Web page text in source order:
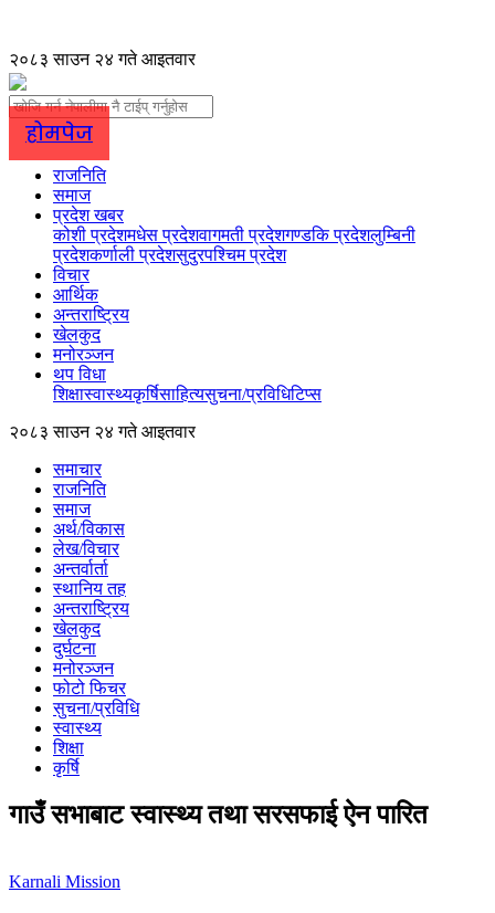
२०८३ साउन २४ गते आइतवार
होमपेज
राजनिति
समाज
प्रदेश खबर
कोशी प्रदेशमधेस प्रदेशवागमती प्रदेशगण्डकि प्रदेशलुम्बिनी
प्रदेशकर्णाली प्रदेशसुदुरपश्चिम प्रदेश
विचार
आर्थिक
अन्तराष्ट्रिय
खेलकुद
मनोरञ्जन
थप विधा
शिक्षास्वास्थ्यकृर्षिसाहित्यसुचना/प्रविधिटिप्स
२०८३ साउन २४ गते आइतवार
समाचार
राजनिति
समाज
अर्थ/विकास
लेख/विचार
अन्तर्वार्ता
स्थानिय तह
अन्तराष्ट्रिय
खेलकुद
दुर्घटना
मनोरञ्जन
फोटो फिचर
सुचना/प्रविधि
स्वास्थ्य
शिक्षा
कृर्षि
गाउँ सभाबाट स्वास्थ्य तथा सरसफाई ऐन पारित
Karnali Mission